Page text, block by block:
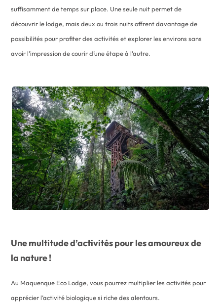
suffisamment de temps sur place. Une seule nuit permet de
découvrir le lodge, mais deux ou trois nuits offrent davantage de
possibilités pour profiter des activités et explorer les environs sans
avoir l’impression de courir d’une étape à l’autre.
Une multitude d’activités pour les amoureux de
la nature !
Au Maquenque Eco Lodge, vous pourrez multiplier les activités pour
apprécier l’activité biologique si riche des alentours.